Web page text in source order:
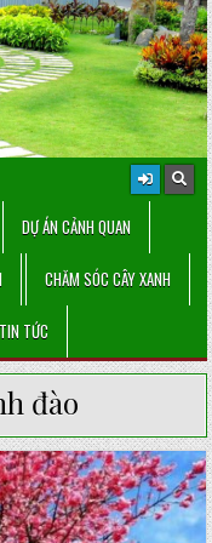
DỰ ÁN CẢNH QUAN
CHĂM SÓC CÂY XANH
TIN TỨC
đào